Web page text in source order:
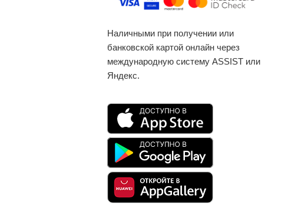
Наличными при получении или
банковской картой онлайн через
международную систему ASSIST или
Яндекс.